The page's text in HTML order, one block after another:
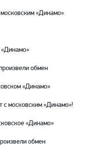
«Динамо»
обмен
«Динамо»
с московским «Динамо»!
«Динамо»
обмен